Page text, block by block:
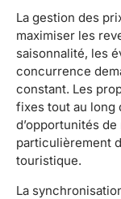
La gestion des
maximiser les
saisonnalité, les
concurrence
constant. Les
fixes tout au long
d’opportunités
particulièrement
touristique.
La